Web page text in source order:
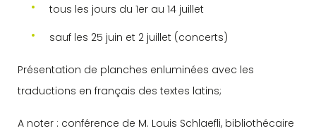
tous les jours du 1er au 14 juillet
sauf les 25 juin et 2 juillet (concerts)
Présentation de planches enluminées avec les
traductions en français des textes latins;
A noter : conférence de M. Louis Schlaefli, bibliothécaire